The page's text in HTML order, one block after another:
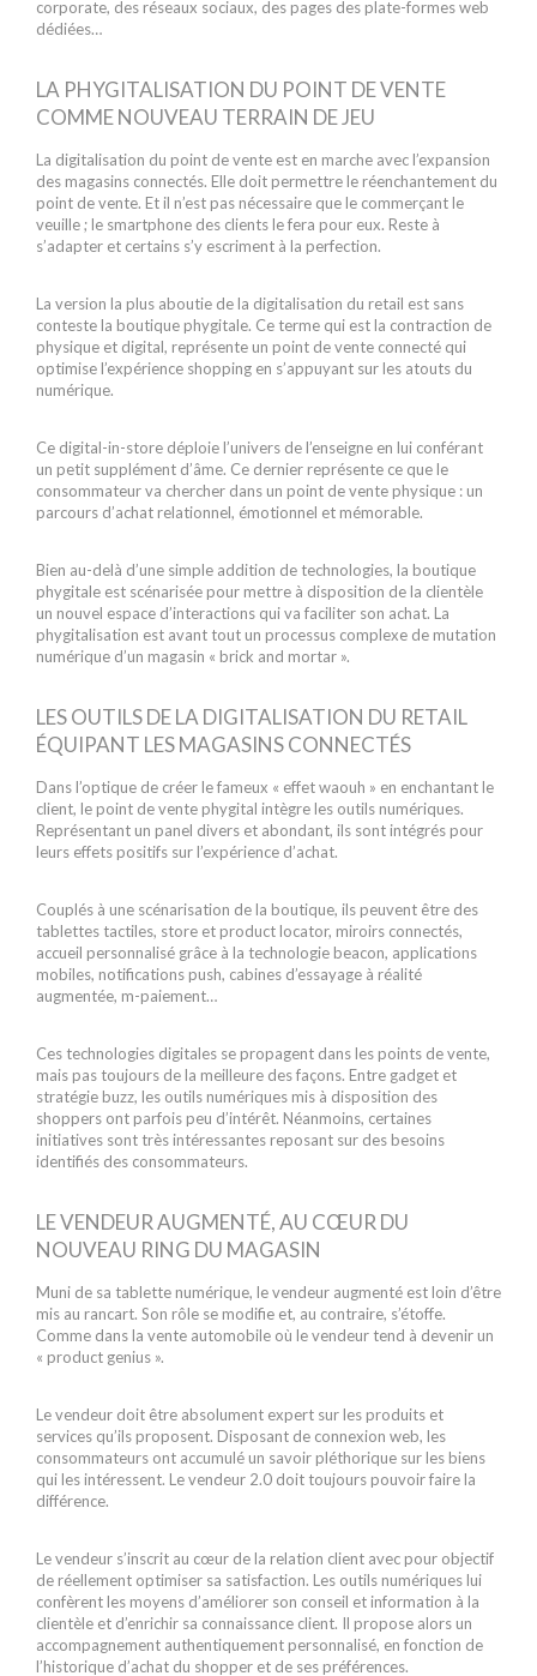
corporate, des réseaux sociaux, des pages des plate-formes web
dédiées…
LA PHYGITALISATION DU POINT DE VENTE
COMME NOUVEAU TERRAIN DE JEU
La digitalisation du point de vente est en marche avec l’expansion
des magasins connectés. Elle doit permettre le réenchantement du
point de vente. Et il n’est pas nécessaire que le commerçant le
veuille ; le smartphone des clients le fera pour eux. Reste à
s’adapter et certains s’y escriment à la perfection.
La version la plus aboutie de la digitalisation du retail est sans
conteste la boutique phygitale. Ce terme qui est la contraction de
physique et digital, représente un point de vente connecté qui
optimise l’expérience shopping en s’appuyant sur les atouts du
numérique.
Ce digital-in-store déploie l’univers de l’enseigne en lui conférant
un petit supplément d’âme. Ce dernier représente ce que le
consommateur va chercher dans un point de vente physique : un
parcours d’achat relationnel, émotionnel et mémorable.
Bien au-delà d’une simple addition de technologies, la boutique
phygitale est scénarisée pour mettre à disposition de la clientèle
un nouvel espace d’interactions qui va faciliter son achat. La
phygitalisation est avant tout un processus complexe de mutation
numérique d’un magasin « brick and mortar ».
LES OUTILS DE LA DIGITALISATION DU RETAIL
ÉQUIPANT LES MAGASINS CONNECTÉS
Dans l’optique de créer le fameux « effet waouh » en enchantant le
client, le point de vente phygital intègre les outils numériques.
Représentant un panel divers et abondant, ils sont intégrés pour
leurs effets positifs sur l’expérience d’achat.
Couplés à une scénarisation de la boutique, ils peuvent être des
tablettes tactiles, store et product locator, miroirs connectés,
accueil personnalisé grâce à la technologie beacon, applications
mobiles, notifications push, cabines d’essayage à réalité
augmentée, m-paiement…
Ces technologies digitales se propagent dans les points de vente,
mais pas toujours de la meilleure des façons. Entre gadget et
stratégie buzz, les outils numériques mis à disposition des
shoppers ont parfois peu d’intérêt. Néanmoins, certaines
initiatives sont très intéressantes reposant sur des besoins
identifiés des consommateurs.
LE VENDEUR AUGMENTÉ, AU CŒUR DU
NOUVEAU RING DU MAGASIN
Muni de sa tablette numérique, le vendeur augmenté est loin d’être
mis au rancart. Son rôle se modifie et, au contraire, s’étoffe.
Comme dans la vente automobile où le vendeur tend à devenir un
« product genius ».
Le vendeur doit être absolument expert sur les produits et
services qu’ils proposent. Disposant de connexion web, les
consommateurs ont accumulé un savoir pléthorique sur les biens
qui les intéressent. Le vendeur 2.0 doit toujours pouvoir faire la
différence.
Le vendeur s’inscrit au cœur de la relation client avec pour objectif
de réellement optimiser sa satisfaction. Les outils numériques lui
confèrent les moyens d’améliorer son conseil et information à la
clientèle et d’enrichir sa connaissance client. Il propose alors un
accompagnement authentiquement personnalisé, en fonction de
l’historique d’achat du shopper et de ses préférences.